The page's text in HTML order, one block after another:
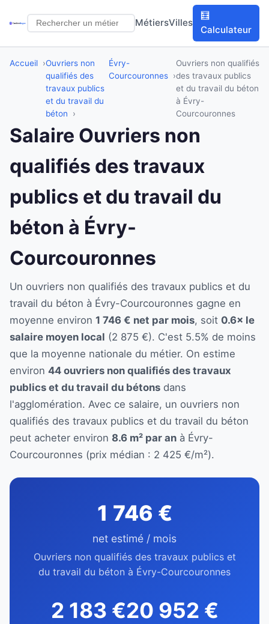
MétiersVilles
🧮
Calculateur
Accueil
Ouvriers non
qualifiés des
travaux publics
et du travail du
béton
Évry-
Courcouronnes
Ouvriers non qualifiés
des travaux publics
et du travail du béton
à Évry-
Courcouronnes
Salaire Ouvriers non
qualifiés des travaux
publics et du travail du
béton à Évry-
Courcouronnes
Un ouvriers non qualifiés des travaux publics et du
travail du béton à Évry-Courcouronnes gagne en
moyenne environ 1 746 € net par mois, soit 0.6× le
salaire moyen local (2 875 €). C'est 5.5% de moins
que la moyenne nationale du métier. On estime
environ 44 ouvriers non qualifiés des travaux
publics et du travail du bétons dans
l'agglomération. Avec ce salaire, un ouvriers non
qualifiés des travaux publics et du travail du béton
peut acheter environ 8.6 m² par an à Évry-
Courcouronnes (prix médian : 2 425 €/m²).
1 746 €
net estimé / mois
Ouvriers non qualifiés des travaux publics et
du travail du béton à Évry-Courcouronnes
2 183 €20 952 €